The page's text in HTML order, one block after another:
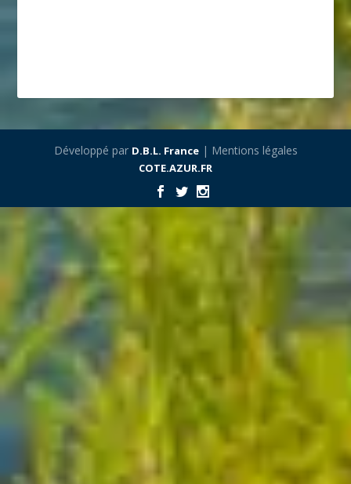
Développé par D.B.L. France| Mentions légales
COTE.AZUR.FR